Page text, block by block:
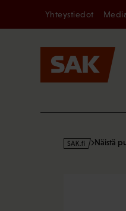
Yhteystiedot
s
Näistä